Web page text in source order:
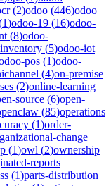
(2)odoo (446)odoo
1)odoo-19 (16)odoo-
(8)odoo-
(5)odoo-iot
pos (1)odoo-
(4)on-premise
(2)online-learning
source (6)open-
(85)operations
(1)order-
change
(1)owl (2)ownership
reports
(1)parts-distribution